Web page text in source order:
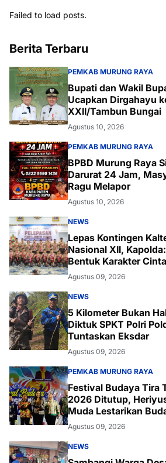
Failed to load posts.
Berita Terbaru
PEMKAB MURUNG RAYA
Bupati dan Wakil
Ucapkan Dirgahayu
XXII/Tambun Bungai
Agustus 10, 2026
PEMKAB MURUNG RAYA
BPBD Murung Raya
Darurat 24 Jam,
Ragu Melapor
Agustus 10, 2026
NEWS
Lepas Kontingen
Nasional XII,
Bentuk Karakter
Lingkungan
Agustus 09, 2026
NEWS
5 Kilometer Bukan
Diktuk SPKT Polri
Tuntaskan Eksdar
Agustus 09, 2026
PEMKAB MURUNG RAYA
Festival Budaya Tira
2026 Ditutup,
Muda Lestarikan
Agustus 09, 2026
NEWS